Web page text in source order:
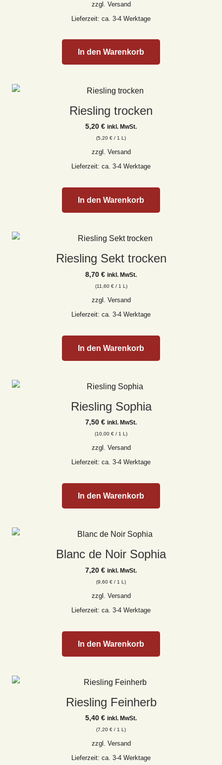
zzgl. Versand
Lieferzeit: ca. 3-4 Werktage
In den Warenkorb
Riesling trocken
5,20 € inkl. MwSt.
(5,20 € / 1 L)
zzgl. Versand
Lieferzeit: ca. 3-4 Werktage
In den Warenkorb
Riesling Sekt trocken
8,70 € inkl. MwSt.
(11,60 €/ 1 L)
zzgl. Versand
Lieferzeit: ca. 3-4 Werktage
In den Warenkorb
Riesling Sophia
7,50 € inkl. MwSt.
(10,00 € / 1 L)
zzgl. Versand
Lieferzeit: ca. 3-4 Werktage
In den Warenkorb
Blanc de Noir Sophia
7,20 € inkl. MwSt.
(9,60 € / 1 L)
zzgl. Versand
Lieferzeit: ca. 3-4 Werktage
In den Warenkorb
Riesling Feinherb
5,40 € inkl. MwSt.
(7,20 € / 1 L)
zzgl. Versand
Lieferzeit: ca. 3-4 Werktage